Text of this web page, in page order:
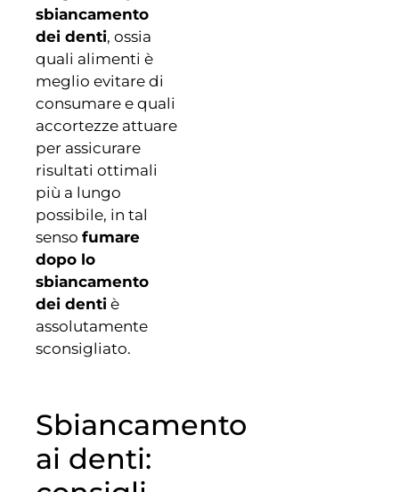
sbiancamento
dei denti, ossia
quali alimenti è
meglio evitare di
consumare e quali
accortezze attuare
per assicurare
risultati ottimali
più a lungo
possibile, in tal
senso fumare
dopo lo
sbiancamento
dei denti è
assolutamente
sconsigliato.
Sbiancamento
ai denti: